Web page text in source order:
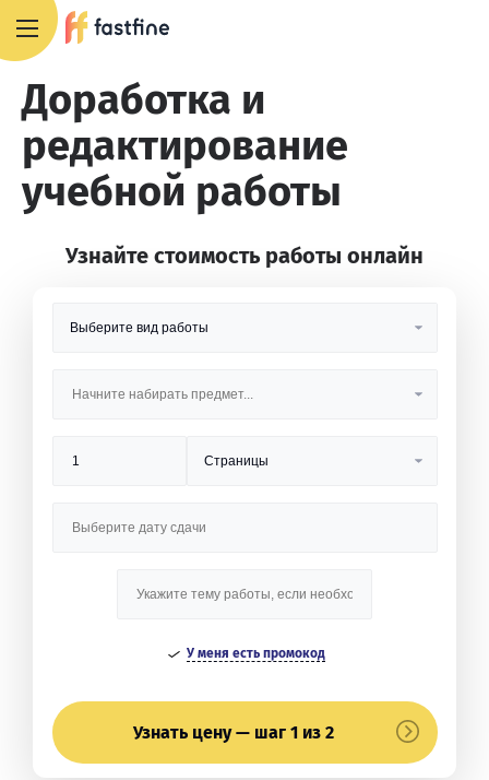
Доработка и
редактирование
учебной работы
Узнайте стоимость работы онлайн
У меня есть промокод
Узнать цену — шаг 1 из 2